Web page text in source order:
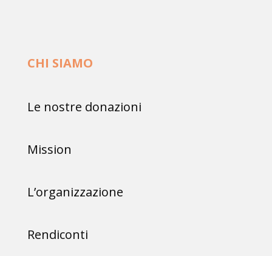
CHI SIAMO
Le nostre donazioni
Mission
L’organizzazione
Rendiconti